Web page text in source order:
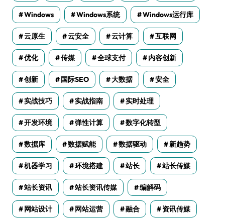
Windows Windows系统 Windows运行库
云原生 云安全 云计算 互联网
优化 传媒 全球支付 内容创新
创新 国际SEO 大数据 安全
实战技巧 实战指南 实时处理
开发环境 弹性计算 数字化转型
数据库 数据赋能 数据驱动 新趋势
机器学习 环境搭建 站长 站长传媒
站长资讯 站长资讯传媒 编解码
网站设计 网站运营 融合 资讯传媒